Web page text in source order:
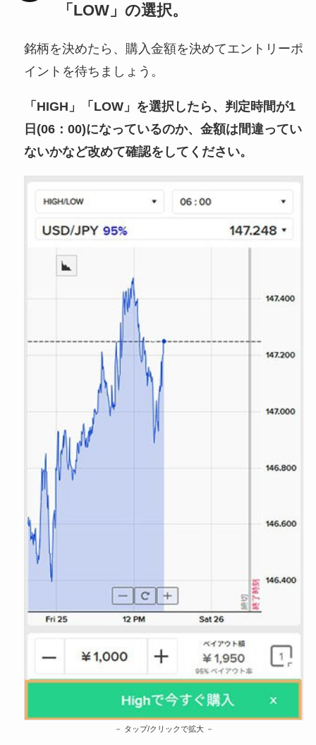
「LOW」の選択。
銘柄を決めたら、購入金額を決めてエントリーポ
イントを待ちましょう。
「HIGH」「LOW」を選択したら、判定時間が1
日(06：00)になっているのか、金額は間違ってい
ないかなど改めて確認をしてください。
タップ/クリックで拡大